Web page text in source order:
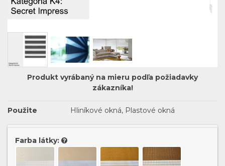
Farba látky:
Produkt vyrábaný na mieru podľa požiadavky
zákazníka!
Použite Hliníkové okná, Plastové okná